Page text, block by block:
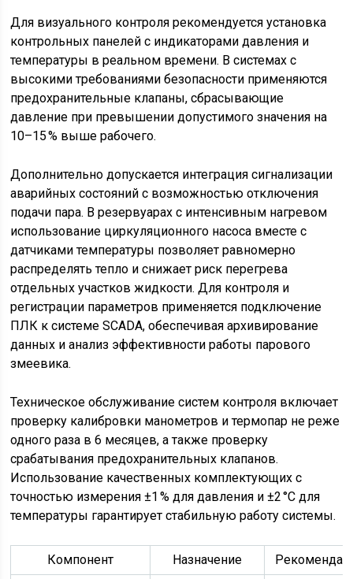
Для визуального контроля рекомендуется установка
контрольных панелей с индикаторами давления и
температуры в реальном времени. В системах с
высокими требованиями безопасности применяются
предохранительные клапаны, сбрасывающие
давление при превышении допустимого значения на
10–15 % выше рабочего.
Дополнительно допускается интеграция сигнализации
аварийных состояний с возможностью отключения
подачи пара. В резервуарах с интенсивным нагревом
использование циркуляционного насоса вместе с
датчиками температуры позволяет равномерно
распределять тепло и снижает риск перегрева
отдельных участков жидкости. Для контроля и
регистрации параметров применяется подключение
ПЛК к системе SCADA, обеспечивая архивирование
данных и анализ эффективности работы парового
змеевика.
Техническое обслуживание систем контроля включает
проверку калибровки манометров и термопар не реже
одного раза в 6 месяцев, а также проверку
срабатывания предохранительных клапанов.
Использование качественных комплектующих с
точностью измерения ±1 % для давления и ±2 °C для
температуры гарантирует стабильную работу системы.
Компонент Назначение